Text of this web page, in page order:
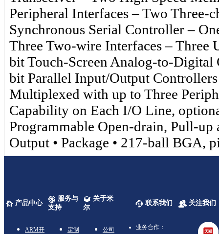
Peripheral Interfaces – Two Three-
Synchronous Serial Controller –
Three Two-wire Interfaces – Three
bit Touch-Screen Analog-to-
bit Parallel Input/Output
Multiplexed with up to Three
Capability on Each I/O Line,
Programmable Open-drain, Pull-
Output • Package • 217-ball BGA,
产品中心
服务与
支持
关于米
尔
联系我们 关注我们
ARM开 定制 公司 业务合作：